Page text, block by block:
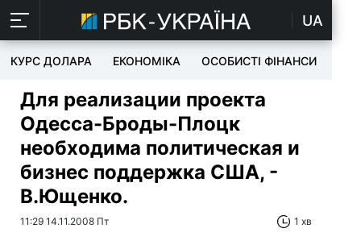
UA
КУРС ДОЛАРА ЕКОНОМІКА ОСОБИСТІ ФІНАНСИ
Для реализации проекта
Одесса-Броды-Плоцк
необходима политическая и
бизнес поддержка США, -
В.Ющенко.
11:29 14.11.2008 Пт 1 хв